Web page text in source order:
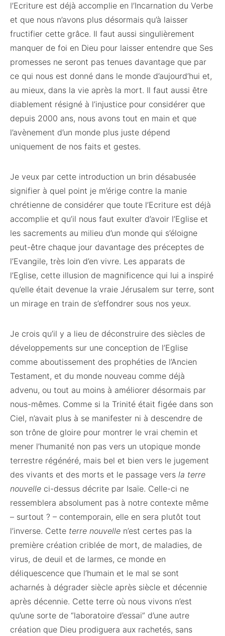
l’Ecriture est déjà accomplie en l’Incarnation du Verbe
et que nous n’avons plus désormais qu’à laisser
fructifier cette grâce. Il faut aussi singulièrement
manquer de foi en Dieu pour laisser entendre que Ses
promesses ne seront pas tenues davantage que par
ce qui nous est donné dans le monde d’aujourd’hui et,
au mieux, dans la vie après la mort. Il faut aussi être
diablement résigné à l’injustice pour considérer que
depuis 2000 ans, nous avons tout en main et que
l’avènement d’un monde plus juste dépend
uniquement de nos faits et gestes.
Je veux par cette introduction un brin désabusée
signifier à quel point je m’érige contre la manie
chrétienne de considérer que toute l’Ecriture est déjà
accomplie et qu’il nous faut exulter d’avoir l’Eglise et
les sacrements au milieu d’un monde qui s’éloigne
peut-être chaque jour davantage des préceptes de
l’Evangile, très loin d’en vivre. Les apparats de
l’Eglise, cette illusion de magnificence qui lui a inspiré
qu’elle était devenue la vraie Jérusalem sur terre, sont
un mirage en train de s’effondrer sous nos yeux.
Je crois qu’il y a lieu de déconstruire des siècles de
développements sur une conception de l’Eglise
comme aboutissement des prophéties de l’Ancien
Testament, et du monde nouveau comme déjà
advenu, ou tout au moins à améliorer désormais par
nous-mêmes. Comme si la Trinité était figée dans son
Ciel, n’avait plus à se manifester ni à descendre de
son trône de gloire pour montrer le vrai chemin et
mener l’humanité non pas vers un utopique monde
terrestre régénéré, mais bel et bien vers le jugement
des vivants et des morts et le passage vers la terre
nouvelle ci-dessus décrite par Isaïe. Celle-ci ne
ressemblera absolument pas à notre contexte même
– surtout ? – contemporain, elle en sera plutôt tout
l’inverse. Cette terre nouvelle n’est certes pas la
première création criblée de mort, de maladies, de
virus, de deuil et de larmes, ce monde en
déliquescence que l’humain et le mal se sont
acharnés à dégrader siècle après siècle et décennie
après décennie. Cette terre où nous vivons n’est
qu’une sorte de “laboratoire d’essai” d’une autre
création que Dieu prodiguera aux rachetés, sans